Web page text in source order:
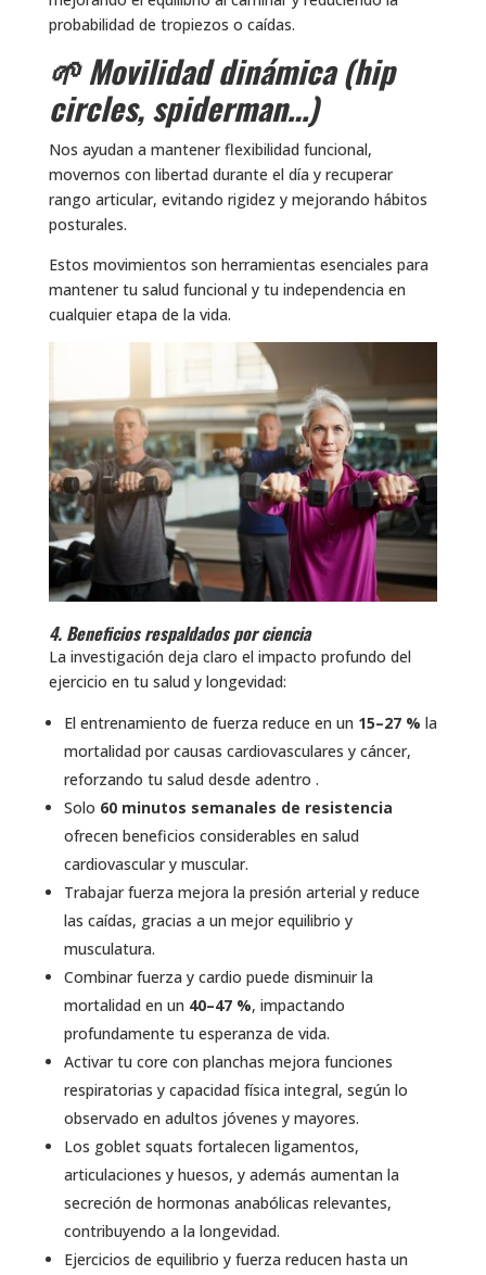
probabilidad de tropiezos o caídas.
🌱 Movilidad dinámica (hip
circles, spiderman…)
Nos ayudan a mantener flexibilidad funcional,
movernos con libertad durante el día y recuperar
rango articular, evitando rigidez y mejorando hábitos
posturales.
Estos movimientos son herramientas esenciales para
mantener tu salud funcional y tu independencia en
cualquier etapa de la vida.
4. Beneficios respaldados por ciencia
La investigación deja claro el impacto profundo del
ejercicio en tu salud y longevidad:
El entrenamiento de fuerza reduce en un 15–27 % la
mortalidad por causas cardiovasculares y cáncer,
reforzando tu salud desde adentro .
Solo 60 minutos semanales de resistencia
ofrecen beneficios considerables en salud
cardiovascular y muscular.
Trabajar fuerza mejora la presión arterial y reduce
las caídas, gracias a un mejor equilibrio y
musculatura.
Combinar fuerza y cardio puede disminuir la
mortalidad en un 40–47 %, impactando
profundamente tu esperanza de vida.
Activar tu core con planchas mejora funciones
respiratorias y capacidad física integral, según lo
observado en adultos jóvenes y mayores.
Los goblet squats fortalecen ligamentos,
articulaciones y huesos, y además aumentan la
secreción de hormonas anabólicas relevantes,
contribuyendo a la longevidad.
Ejercicios de equilibrio y fuerza reducen hasta un